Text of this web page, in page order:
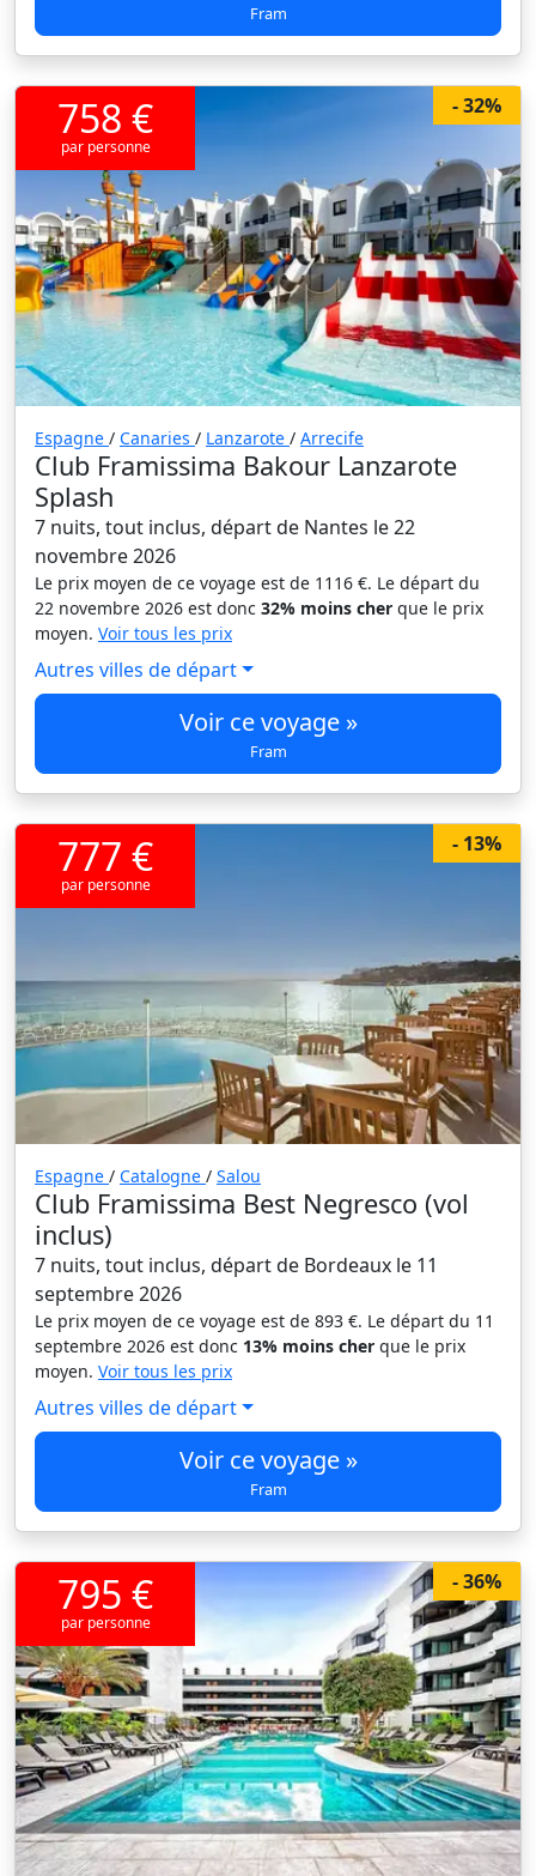
Fram
- 32%
758 €
par personne
Espagne / Canaries / Lanzarote / Arrecife
Club Framissima Bakour Lanzarote
Splash
7 nuits, tout inclus, départ de Nantes le 22
novembre 2026
Le prix moyen de ce voyage est de 1116 €. Le départ du
22 novembre 2026 est donc 32% moins cher que le prix
moyen. Voir tous les prix
Autres villes de départ
Voir ce voyage »
Fram
- 13%
777 €
par personne
Espagne / Catalogne / Salou
Club Framissima Best Negresco (vol
inclus)
7 nuits, tout inclus, départ de Bordeaux le 11
septembre 2026
Le prix moyen de ce voyage est de 893 €. Le départ du 11
septembre 2026 est donc 13% moins cher que le prix
moyen. Voir tous les prix
Autres villes de départ
Voir ce voyage »
Fram
- 36%
795 €
par personne